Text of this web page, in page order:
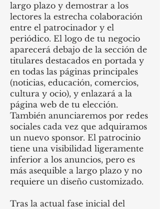
largo plazo y demostrar a los
lectores la estrecha colaboración
entre el patrocinador y el
periódico. El logo de tu negocio
aparecerá debajo de la sección de
titulares destacados en portada y
en todas las páginas principales
(noticias, educación, comercios,
cultura y ocio), y enlazará a la
página web de tu elección.
También anunciaremos por redes
sociales cada vez que adquiramos
un nuevo sponsor. El patrocinio
tiene una visibilidad ligeramente
inferior a los anuncios, pero es
más asequible a largo plazo y no
requiere un diseño customizado.
Tras la actual fase inicial del